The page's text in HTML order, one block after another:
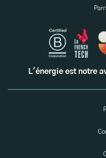
L'énergie est notre